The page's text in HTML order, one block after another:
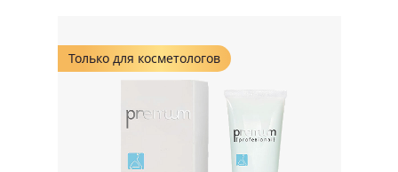
Только для косметологов